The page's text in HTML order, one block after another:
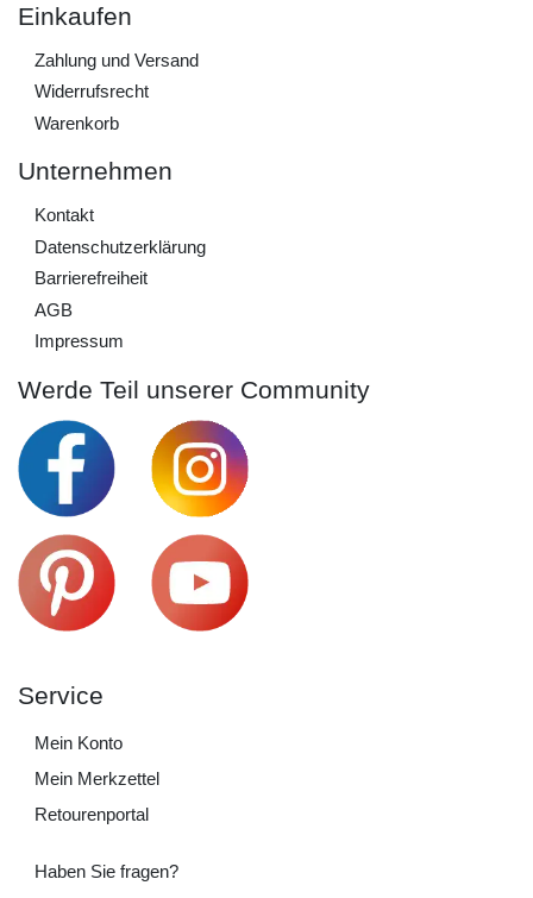
Einkaufen
Zahlung und Versand
Widerrufs­recht
Warenkorb
Unternehmen
Kontakt
Daten­schutz­erklärung
Barrierefreiheit
AGB
Impressum
Werde Teil unserer Community
Service
Mein Konto
Mein Merkzettel
Retourenportal
Haben Sie fragen?